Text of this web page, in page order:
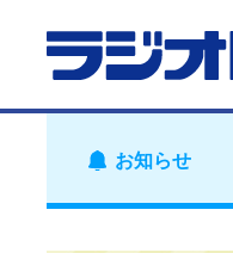
お知らせ